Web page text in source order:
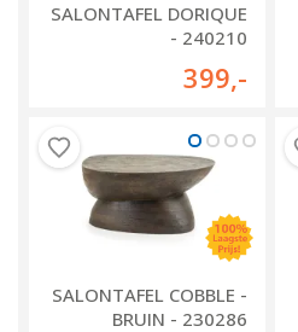
SALONTAFEL DORIQUE
- 240210
399,-
SALONTAFEL COBBLE -
BRUIN - 230286